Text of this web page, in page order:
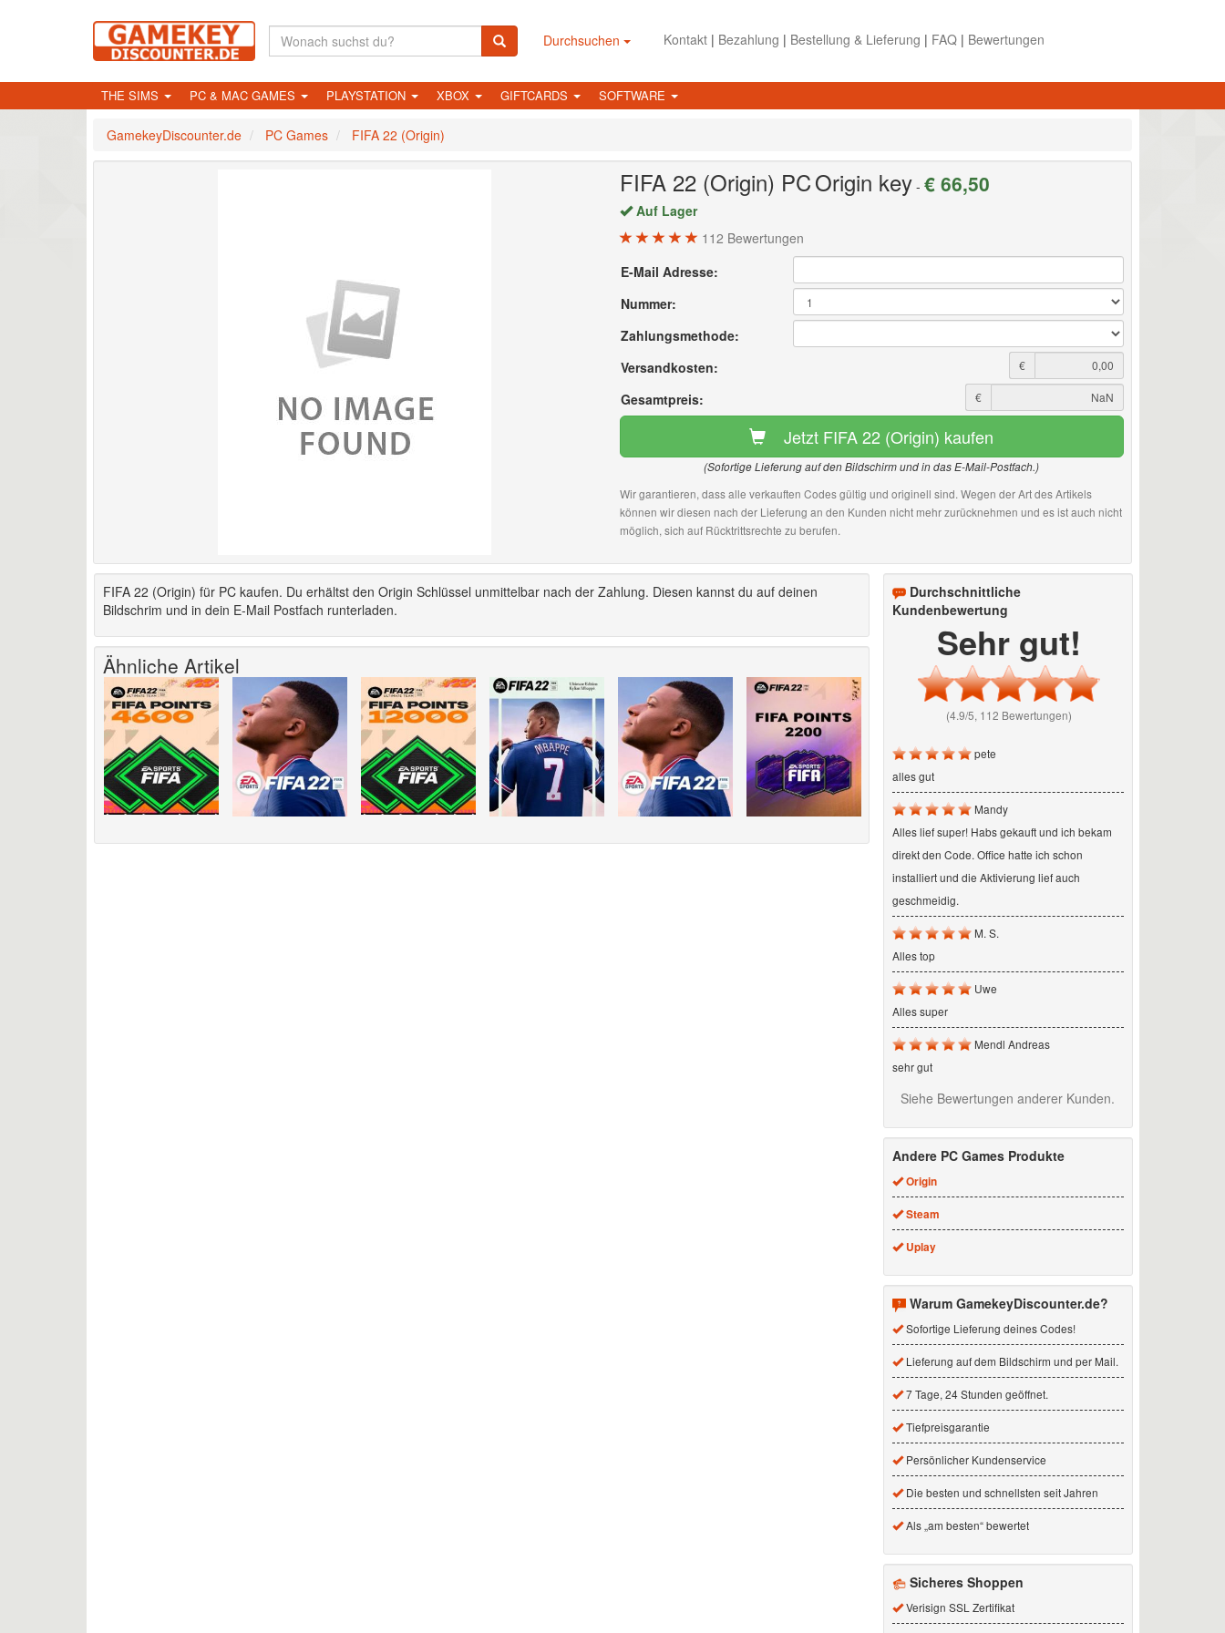
Durchsuchen Kontakt| Bezahlung | Bestellung & Lieferung | FAQ| Bewertungen
THE SIMS PC & MAC GAMES PLAYSTATION XBOX GIFTCARDS SOFTWARE
GamekeyDiscounter.de PC Games FIFA 22 (Origin)
FIFA 22 (Origin) PCOrigin key - € 66,50
Auf Lager
112 Bewertungen
E-Mail Adresse:
Nummer:
Zahlungsmethode:
Versandkosten:
€
Gesamtpreis: €
Jetzt FIFA 22 (Origin) kaufen
(Sofortige Lieferung auf den Bildschirm und in das E-Mail-Postfach.)
Wir garantieren, dass alle verkauften Codes gültig und originell sind. Wegen der Art des Artikels
können wir diesen nach der Lieferung an den Kunden nicht mehr zurücknehmen und es ist auch nicht
möglich, sich auf Rücktrittsrechte zu berufen.
FIFA 22 (Origin) für PC kaufen. Du erhältst den Origin Schlüssel unmittelbar nach der Zahlung. Diesen kannst du auf deinen
Bildschrim und in dein E-Mail Postfach runterladen.
Ähnliche Artikel
Durchschnittliche
Kundenbewertung
Sehr gut!
(4.9/5, 112 Bewertungen)
pete
alles gut
Mandy
Alles lief super! Habs gekauft und ich bekam
direkt den Code. Office hatte ich schon
installiert und die Aktivierung lief auch
geschmeidig.
M. S.
Alles top
Uwe
Alles super
Mendl Andreas
sehr gut
Siehe Bewertungen anderer Kunden.
Andere PC Games Produkte
Origin
Steam
Uplay
Warum GamekeyDiscounter.de?
Sofortige Lieferung deines Codes!
Lieferung auf dem Bildschirm und per Mail.
7 Tage, 24 Stunden geöffnet.
Tiefpreisgarantie
Persönlicher Kundenservice
Die besten und schnellsten seit Jahren
Als „am besten“ bewertet
Sicheres Shoppen
Verisign SSL Zertifikat